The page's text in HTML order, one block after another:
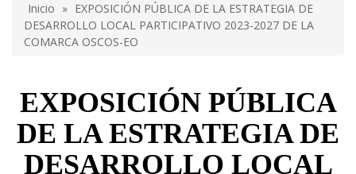
Sobrescribir
enlaces
de
ayuda
a
Inicio
EXPOSICIÓN PÚBLICA DE LA ESTRATEGIA DE
DESARROLLO LOCAL PARTICIPATIVO 2023-2027 DE LA
COMARCA OSCOS-EO
EXPOSICIÓN PÚBLICA
DE LA ESTRATEGIA DE
DESARROLLO LOCAL